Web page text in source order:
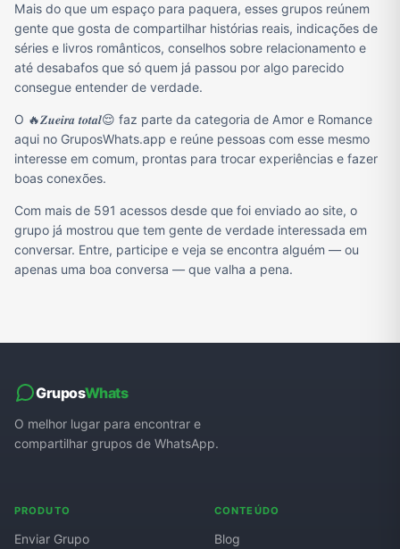
Mais do que um espaço para paquera, esses grupos reúnem
gente que gosta de compartilhar histórias reais, indicações de
séries e livros românticos, conselhos sobre relacionamento e
até desabafos que só quem já passou por algo parecido
consegue entender de verdade.
O 🔥𝒁𝒖𝒆𝒊𝒓𝒂 𝒕𝒐𝒕𝒂𝒍😌 faz parte da categoria de Amor e Romance
aqui no GruposWhats.app e reúne pessoas com esse mesmo
interesse em comum, prontas para trocar experiências e fazer
boas conexões.
Com mais de 591 acessos desde que foi enviado ao site, o
grupo já mostrou que tem gente de verdade interessada em
conversar. Entre, participe e veja se encontra alguém — ou
apenas uma boa conversa — que valha a pena.
GruposWhats
O melhor lugar para encontrar e
compartilhar grupos de WhatsApp.
PRODUTO
Enviar Grupo
CONTEÚDO
Blog